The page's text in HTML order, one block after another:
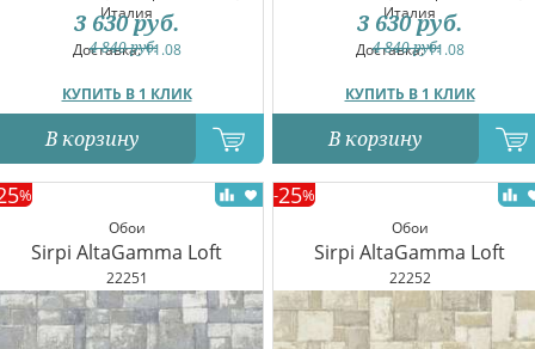
Италия
Доставка:11.08
КУПИТЬ В 1 КЛИК
4 840руб.
3 630 руб.
В корзину
Италия
Доставка:11.08
КУПИТЬ В 1 КЛИК
4 840руб.
3 630 руб.
В корзину
Обои
Sirpi AltaGamma Loft
22251
%
Обои
Sirpi AltaGamma Loft
22252
-25%